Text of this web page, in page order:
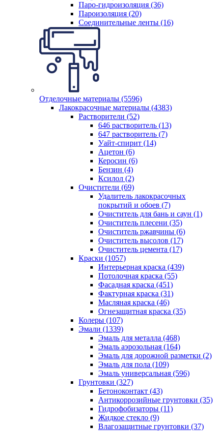
Паро-гидроизоляция (36)
Пароизоляция (20)
Соединительные ленты (16)
Отделочные материалы (5596)
Лакокрасочные материалы (4383)
Растворители (52)
646 растворитель (13)
647 растворитель (7)
Уайт-спирит (14)
Ацетон (6)
Керосин (6)
Бензин (4)
Ксилол (2)
Очистители (69)
Удалитель лакокрасочных
покрытий и обоев (7)
Очиститель для бань и саун (1)
Очиститель плесени (35)
Очиститель ржавчины (6)
Очиститель высолов (17)
Очиститель цемента (17)
Краски (1057)
Интерьерная краска (439)
Потолочная краска (55)
Фасадная краска (451)
Фактурная краска (31)
Масляная краска (46)
Огнезащитная краска (35)
Колеры (107)
Эмали (1339)
Эмаль для металла (468)
Эмаль аэрозольная (164)
Эмаль для дорожной разметки (2)
Эмаль для пола (109)
Эмаль универсальная (596)
Грунтовки (327)
Бетоноконтакт (43)
Антикоррозийные грунтовки (35)
Гидрофобизаторы (11)
Жидкое стекло (9)
Влагозащитные грунтовки (37)